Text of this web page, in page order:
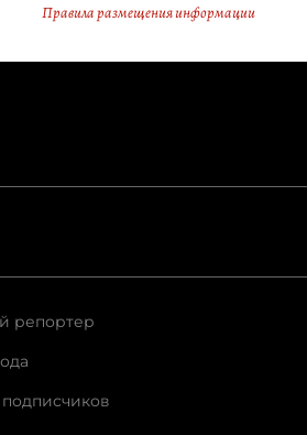
Правила размещения информации
репортер